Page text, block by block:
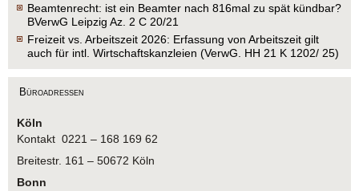
Beamtenrecht: ist ein Beamter nach 816mal zu spät kündbar?
BVerwG Leipzig Az. 2 C 20/21
Freizeit vs. Arbeitszeit 2026: Erfassung von Arbeitszeit gilt
auch für intl. Wirtschaftskanzleien (VerwG. HH 21 K 1202/ 25)
Büroadressen
Köln
Kontakt 0221 – 168 169 62
Breitestr. 161 – 50672 Köln
Bonn